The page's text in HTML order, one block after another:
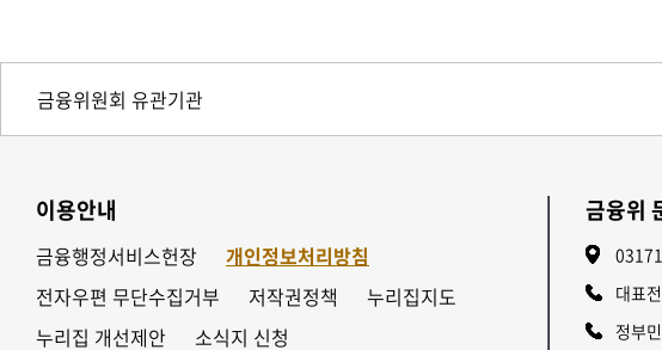
이용안내
금융행정서비스헌장
개인정보처리방침
전자우편 무단수집거부
저작권정책
누리집지도
누리집 개선제안
소식지 신청
금융위
대표
정부